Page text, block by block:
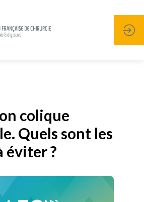
colique
Quels sont les
éviter ?